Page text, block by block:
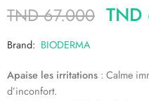
TND67.000 TND
Brand: BIODERMA
Apaise les irritations : Calme
d’inconfort.